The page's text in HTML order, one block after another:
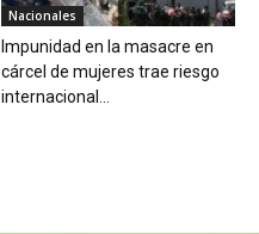
Nacionales
Impunidad en la masacre en
cárcel de mujeres trae riesgo
internacional...